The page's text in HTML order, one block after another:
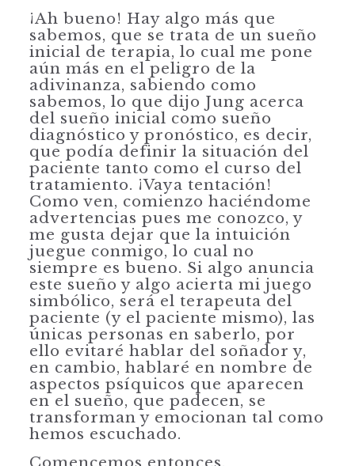
¡Ah bueno! Hay algo más que
sabemos, que se trata de un sueño
inicial de terapia, lo cual me pone
aún más en el peligro de la
adivinanza, sabiendo como
sabemos, lo que dijo Jung acerca
del sueño inicial como sueño
diagnóstico y pronóstico, es decir,
que podía definir la situación del
paciente tanto como el curso del
tratamiento. ¡Vaya tentación!
Como ven, comienzo haciéndome
advertencias pues me conozco, y
me gusta dejar que la intuición
juegue conmigo, lo cual no
siempre es bueno. Si algo anuncia
este sueño y algo acierta mi juego
simbólico, será el terapeuta del
paciente (y el paciente mismo), las
únicas personas en saberlo, por
ello evitaré hablar del soñador y,
en cambio, hablaré en nombre de
aspectos psíquicos que aparecen
en el sueño, que padecen, se
transforman y emocionan tal como
hemos escuchado.